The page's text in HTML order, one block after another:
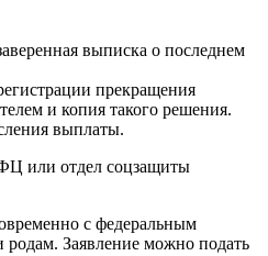
выписка о последнем
прекращения
и копия такого решения.
выплаты.
или отдел соцзащиты
с федеральным
Заявление можно подать